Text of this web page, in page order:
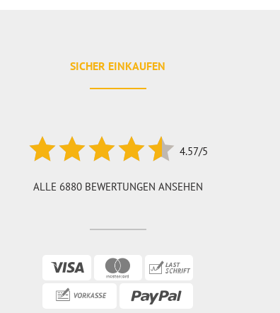
SICHER EINKAUFEN
4.57/5
ALLE 6880 BEWERTUNGEN ANSEHEN